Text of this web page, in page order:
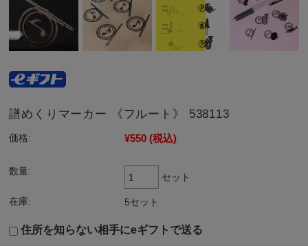
譜めくりマーカー 《フルート》 538113
価格: ¥550 (税込)
数量:
セット
在庫: 5セット
住所を知らない相手にeギフトで送る